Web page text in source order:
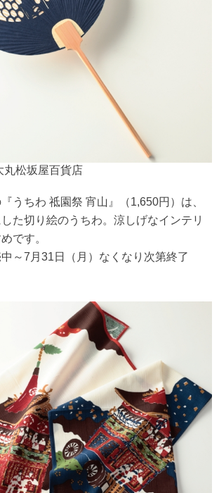
丸松坂屋百貨店
うちわ 祗園祭 宵山』（1,650円）は、
た切り絵のうちわ。涼しげなインテリ
です。
～7月31日（月）なくなり次第終了